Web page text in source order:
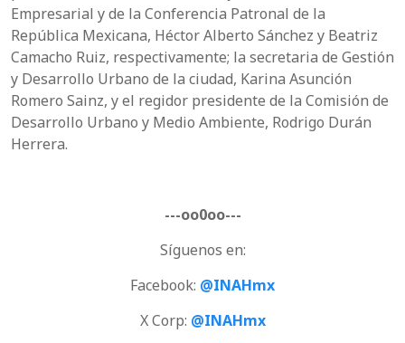
Empresarial y de la Conferencia Patronal de la
República Mexicana, Héctor Alberto Sánchez y Beatriz
Camacho Ruiz, respectivamente; la secretaria de Gestión
y Desarrollo Urbano de la ciudad, Karina Asunción
Romero Sainz, y el regidor presidente de la Comisión de
Desarrollo Urbano y Medio Ambiente, Rodrigo Durán
Herrera.
---oo0oo---
Síguenos en:
Facebook: @INAHmx
X Corp: @INAHmx